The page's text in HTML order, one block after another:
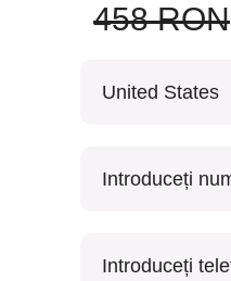
458 RON